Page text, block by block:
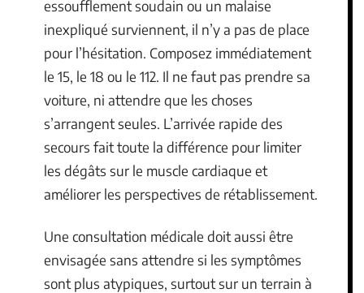
essoufflement soudain ou un malaise
inexpliqué surviennent, il n’y a pas de place
pour l’hésitation. Composez immédiatement
le 15, le 18 ou le 112. Il ne faut pas prendre sa
voiture, ni attendre que les choses
s’arrangent seules. L’arrivée rapide des
secours fait toute la différence pour limiter
les dégâts sur le muscle cardiaque et
améliorer les perspectives de rétablissement.
Une consultation médicale doit aussi être
envisagée sans attendre si les symptômes
sont plus atypiques, surtout sur un terrain à